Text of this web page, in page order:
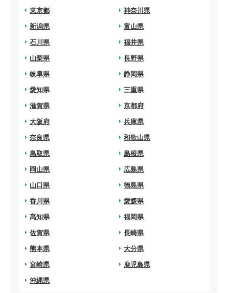
東京都
arrow_right 神奈川県
arrow_right
新潟県
arrow_right 富山県
arrow_right
石川県
arrow_right 福井県
arrow_right
山梨県
arrow_right 長野県
arrow_right
岐阜県
arrow_right 静岡県
arrow_right
愛知県
arrow_right 三重県
arrow_right
滋賀県
arrow_right 京都府
arrow_right
大阪府
arrow_right 兵庫県
arrow_right
奈良県
arrow_right 和歌山県
arrow_right
鳥取県
arrow_right 島根県
arrow_right
岡山県
arrow_right 広島県
arrow_right
山口県
arrow_right 徳島県
arrow_right
香川県
arrow_right 愛媛県
arrow_right
高知県
arrow_right 福岡県
arrow_right
佐賀県
arrow_right 長崎県
arrow_right
熊本県
arrow_right 大分県
arrow_right
宮崎県
arrow_right 鹿児島県
arrow_right
沖縄県
arrow_right